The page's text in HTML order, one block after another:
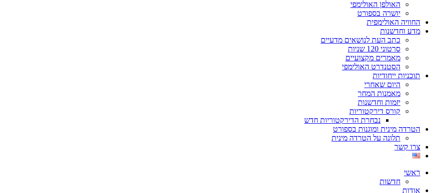
האולפן האולימפי
יושרה בספורט
החוויה האולימפית
מדע וחדשנות
כתב העת לנושאים מדעיים
סרטוני 120 שניות
מאמרים מקצועיים
הסטנדרט האולימפי
תוכניות ייחודיות
היום שאחרי
מאמנות המחר
יזמות וחדשנות
קורס דירקטוריות
נבחרת הדירקטוריות חדש
הטרדה מינית ומוגנות בספורט
תלונה על הטרדה מינית
צרו קשר
ראשי
חדשות
אודות